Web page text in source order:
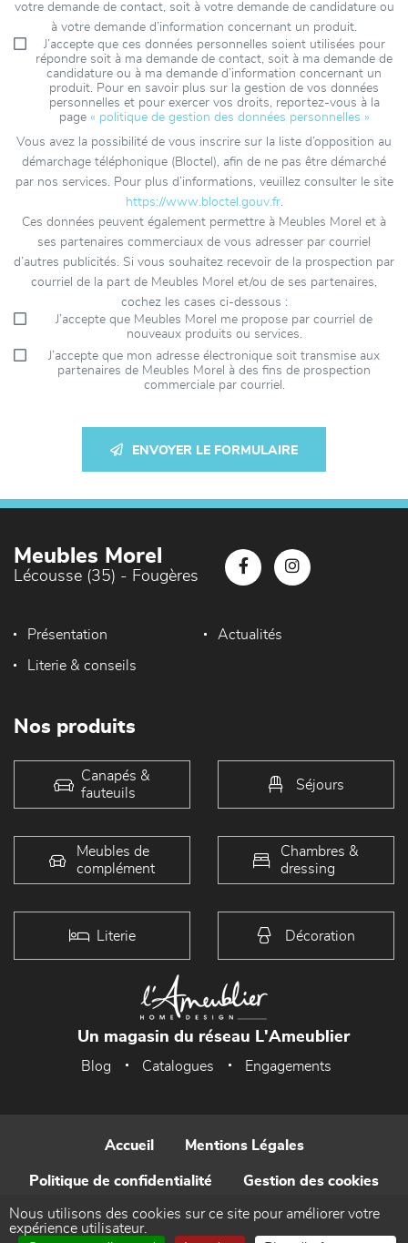
votre demande de contact, soit à votre demande de candidature ou
à votre demande d’information concernant un produit.
J’accepte que ces données personnelles soient utilisées pour
répondre soit à ma demande de contact, soit à ma demande de
candidature ou à ma demande d’information concernant un
produit. Pour en savoir plus sur la gestion de vos données
personnelles et pour exercer vos droits, reportez-vous à la
page « politique de gestion des données personnelles »
Vous avez la possibilité de vous inscrire sur la liste d’opposition au
démarchage téléphonique (Bloctel), afin de ne pas être démarché
par nos services. Pour plus d’informations, veuillez consulter le site
https://www.bloctel.gouv.fr.
Ces données peuvent également permettre à Meubles Morel et à
ses partenaires commerciaux de vous adresser par courriel
d’autres publicités. Si vous souhaitez recevoir de la prospection par
courriel de la part de Meubles Morel et/ou de ses partenaires,
cochez les cases ci-dessous :
J’accepte que Meubles Morel me propose par courriel de
nouveaux produits ou services.
J’accepte que mon adresse électronique soit transmise aux
partenaires de Meubles Morel à des fins de prospection
commerciale par courriel.
ENVOYER LE FORMULAIRE
Meubles Morel
Lécousse (35) - Fougères
Présentation Actualités
Literie & conseils
Nos produits
Canapés &
fauteuils
Séjours
Meubles de
complément
Chambres &
dressing
Literie Décoration
Un magasin du réseau L'Ameublier
Blog Catalogues Engagements
Accueil Mentions Légales
Politique de confidentialité Gestion des cookies
Contact
Nous utilisons des cookies sur ce site pour améliorer votre
expérience utilisateur.